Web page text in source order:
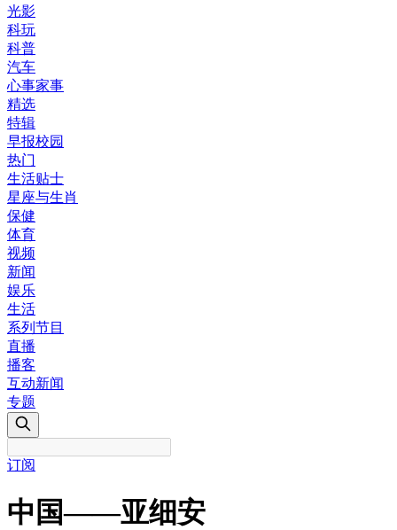
光影
科玩
科普
汽车
心事家事
精选
特辑
早报校园
热门
生活贴士
星座与生肖
保健
体育
视频
新闻
娱乐
生活
系列节目
直播
播客
互动新闻
专题
订阅
中国——亚细安